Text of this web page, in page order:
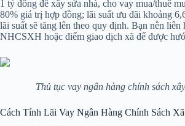
1 tỷ đồng để xây sửa nhà, cho vay mua/thuê
80% giá trị hợp đồng; lãi suất ưu đãi khoảng
lãi suất sẽ tăng lên theo quy định. Bạn nên liên
NHCSXH hoặc điểm giao dịch xã để được
Thủ tục vay ngân hàng chính sách
Cách Tính Lãi Vay Ngân Hàng Chính Sách